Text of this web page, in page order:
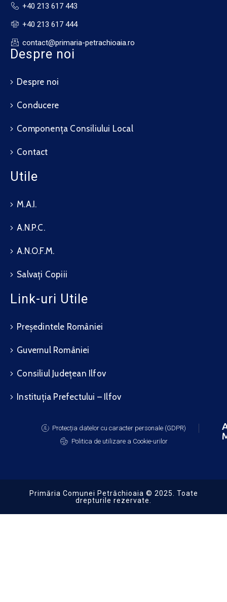
+40 213 617 443
+40 213 617 444
contact@primaria-petrachioaia.ro
Despre noi
Despre noi
Conducere
Componența Consiliului Local
Contact
Utile
M.A.I.
A.N.P.C.
A.N.O.F.M.
Salvați Copiii
Link-uri Utile
Președintele României
Guvernul României
Consiliul Județean Ilfov
Instituția Prefectului – Ilfov
Protecția datelor cu caracter personale (GDPR)
Politica de utilizare a Cookie-urilor
Primăria Comunei Petrăchioaia © 2025. Toate
drepturile rezervate.